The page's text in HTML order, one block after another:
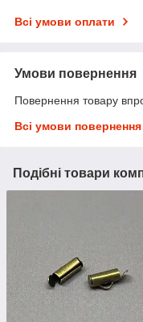
Всі умови оплати
Умови повернення
Повернення товару
Всі умови повернення
Подібні товари